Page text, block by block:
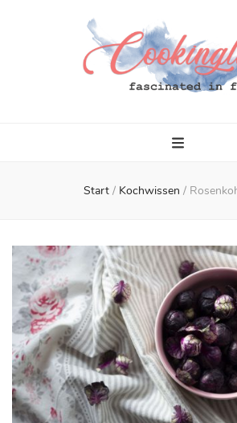
Cookinglisa
Start / Kochwissen /